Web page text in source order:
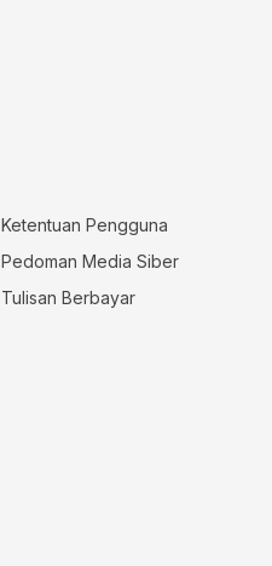
Ketentuan Pengguna
Pedoman Media Siber
Tulisan Berbayar